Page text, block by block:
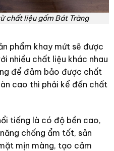
chất liệu gốm Bát Tràng
phẩm khay mứt sẽ được
nhiều chất liệu khác nhau
để đảm bảo được chất
cao thì phải kể đến chất
tiếng là có độ bền cao,
chống ẩm tốt, sản
mịn màng, tạo cảm